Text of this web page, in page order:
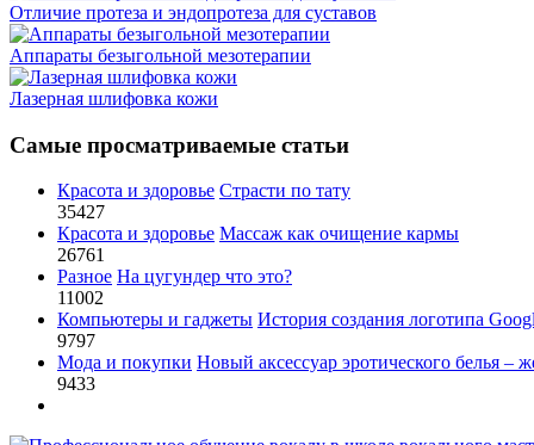
Отличие протеза и эндопротеза для суставов
Аппараты безыгольной мезотерапии
Лазерная шлифовка кожи
Самые просматриваемые статьи
Красота и здоровье Страсти по тату
35427
Красота и здоровье Массаж как очищение кармы
26761
Разное На цугундер что это?
11002
Компьютеры и гаджеты История создания логотипа
9797
Мода и покупки Новый аксессуар эротического белья –
9433